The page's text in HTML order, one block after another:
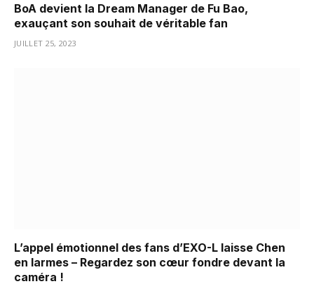
BoA devient la Dream Manager de Fu Bao,
exauçant son souhait de véritable fan
JUILLET 25, 2023
L’appel émotionnel des fans d’EXO-L laisse Chen
en larmes – Regardez son cœur fondre devant la
caméra !